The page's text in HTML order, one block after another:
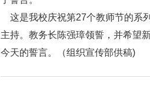
这是我校庆祝第27个教师节的系
主持。教务长陈强璋领誓，并希望
今天的誓言。（组织宣传部供稿)